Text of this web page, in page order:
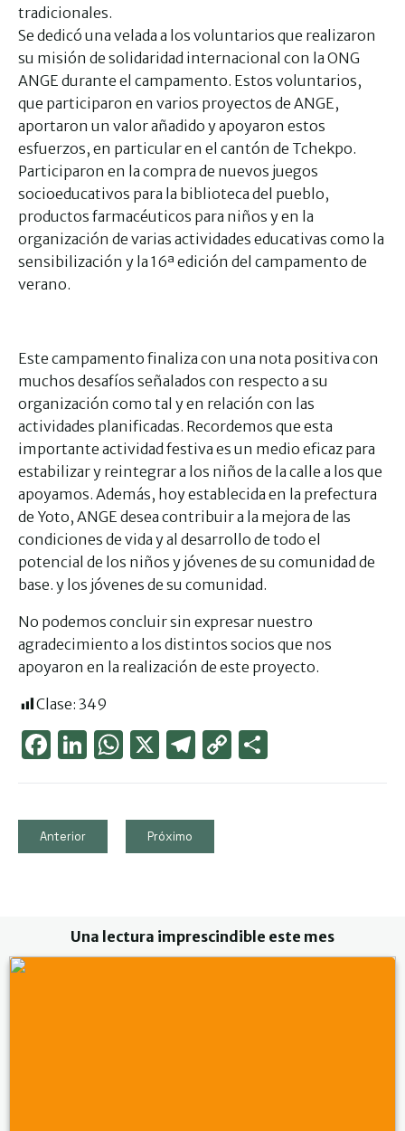
tradicionales.
Se dedicó una velada a los voluntarios que realizaron
su misión de solidaridad internacional con la ONG
ANGE durante el campamento. Estos voluntarios,
que participaron en varios proyectos de ANGE,
aportaron un valor añadido y apoyaron estos
esfuerzos, en particular en el cantón de Tchekpo.
Participaron en la compra de nuevos juegos
socioeducativos para la biblioteca del pueblo,
productos farmacéuticos para niños y en la
organización de varias actividades educativas como la
sensibilización y la 16ª edición del campamento de
verano.
Este campamento finaliza con una nota positiva con
muchos desafíos señalados con respecto a su
organización como tal y en relación con las
actividades planificadas. Recordemos que esta
importante actividad festiva es un medio eficaz para
estabilizar y reintegrar a los niños de la calle a los que
apoyamos. Además, hoy establecida en la prefectura
de Yoto, ANGE desea contribuir a la mejora de las
condiciones de vida y al desarrollo de todo el
potencial de los niños y jóvenes de su comunidad de
base. y los jóvenes de su comunidad.
No podemos concluir sin expresar nuestro
agradecimiento a los distintos socios que nos
apoyaron en la realización de este proyecto.
Clase: 349
Face
Link
Wha
Tele
Cop
Anterior Próximo
Una lectura imprescindible este mes